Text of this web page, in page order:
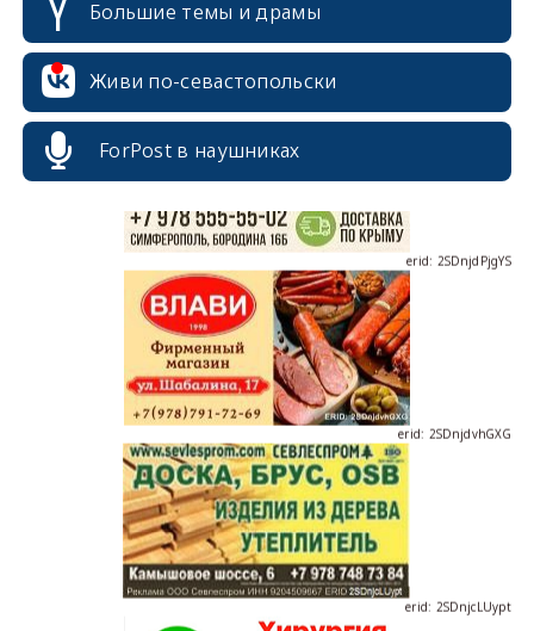
Большие темы и драмы
Живи по-севастопольски
ForPost в наушниках
erid: 2SDnjcrDNw6
erid: 2SDnjdPjgYS
erid: 2SDnjdvhGXG
erid: 2SDnjcLUypt